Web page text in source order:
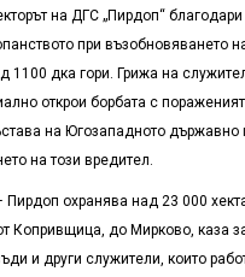
на ДГС „Пирдоп“
при възобновяването
1100 дка гори. Грижа на
открои борбата с
на Югозападното
на този вредител.
охранява над 23 000
Копривщица, до Мирково, каза
и други служители, които